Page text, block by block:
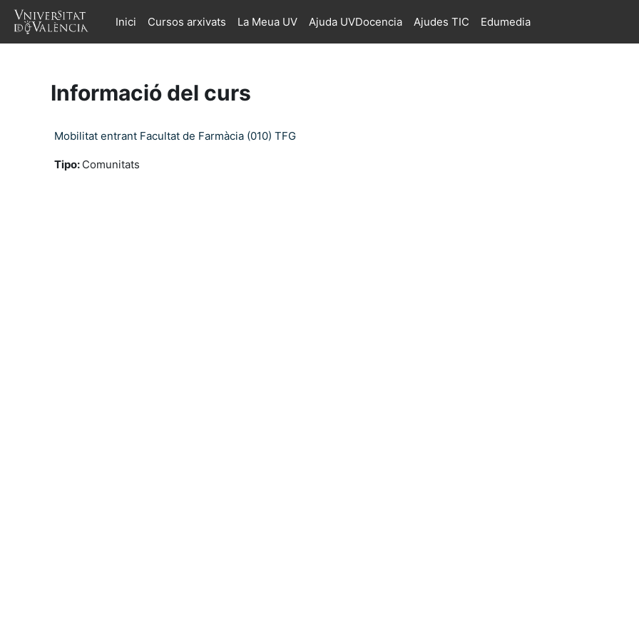
Ves al contingut principal
Inici
Cursos arxivats La Meua UV Ajuda UVDocencia Ajudes TIC Edumedia
Informació del curs
Mobilitat entrant Facultat de Farmàcia (010) TFG
Tipo: Comunitats